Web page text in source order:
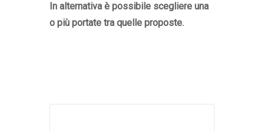
In alternativa è possibile scegliere una
o più portate tra quelle proposte.